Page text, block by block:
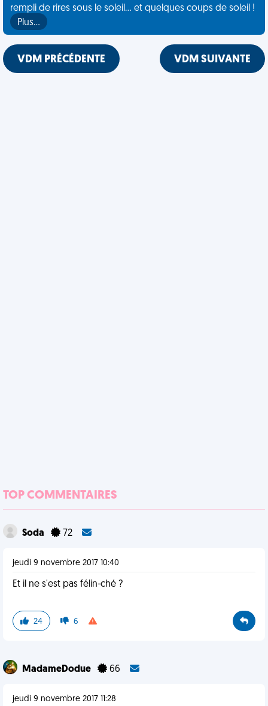
rempli de rires sous le soleil... et quelques coups de soleil !
Plus…
VDM PRÉCÉDENTE VDM SUIVANTE
TOP COMMENTAIRES
Soda 72
jeudi 9 novembre 2017 10:40
Et il ne s'est pas félin-ché ?
24 6
MadameDodue 66
jeudi 9 novembre 2017 11:28